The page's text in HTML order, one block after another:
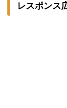
レスポンス